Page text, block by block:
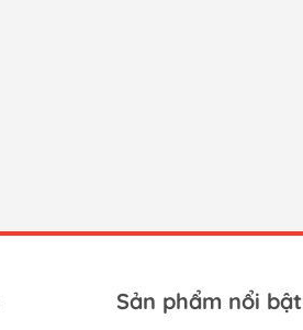
Sản phẩm nổi bật